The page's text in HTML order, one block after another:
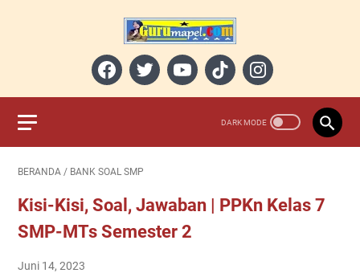
BERANDA / BANK SOAL SMP
Kisi-Kisi, Soal, Jawaban | PPKn Kelas 7
SMP-MTs Semester 2
Juni 14, 2023